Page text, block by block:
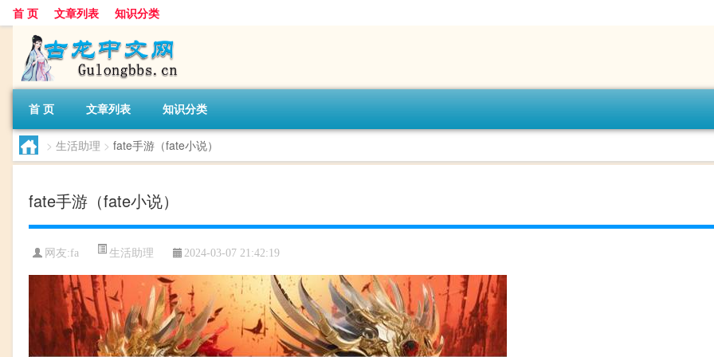
首 页 文章列表 知识分类
首 页 文章列表 知识分类
> 生活助理 > fate手游（fate小说）
fate手游（fate小说）
网友:fa 生活助理 2024-03-07 21:42:19